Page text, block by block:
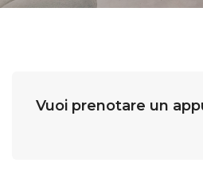
Vuoi prenotare un